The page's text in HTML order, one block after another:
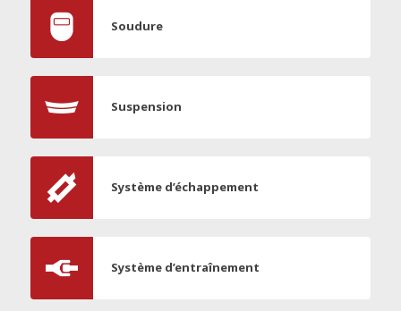
Soudure
Suspension
Système d’échappement
Système d’entraînement